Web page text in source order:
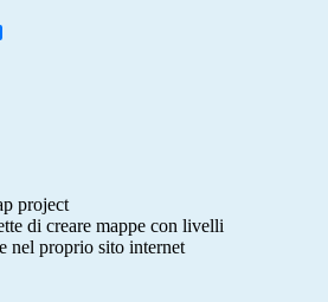
project
di creare mappe con livelli
nel proprio sito internet